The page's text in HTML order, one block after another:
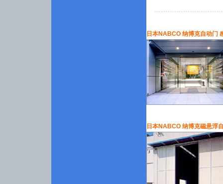
日本NABCO 纳博克自动门
日本NABCO 纳博克磁悬浮